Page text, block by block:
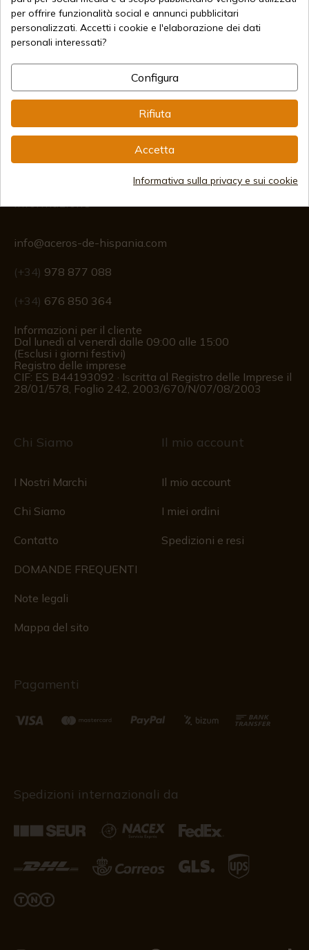
Spedizioni Internazionali
Informazione
info@aceros-de-hispania.com
(+34) 978 877 088
(+34) 676 850 364
Informazioni per il cliente
Dal lunedì al venerdì dalle 09:00 alle 15:00
(Esclusi i giorni festivi)
Registro delle imprese
CIF: ES B44193092 · Iscritta al Registro delle Imprese il
28/01/578, Foglio 242, 2003/670/N/07/08/2003
Chi Siamo
I Nostri Marchi
Chi Siamo
Contatto
DOMANDE FREQUENTI
Note legali
Mappa del sito
Il mio account
Il mio account
I miei ordini
Spedizioni e resi
Pagamenti
Spedizioni internazionali da
per offrire funzionalità social e annunci pubblicitari
personalizzati. Accetti i cookie e l'elaborazione dei dati
personali interessati?
Configura
Rifiuta
Accetta
Informativa sulla privacy e sui cookie